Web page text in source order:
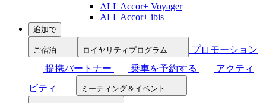
ALL Accor+ Voyager
ALL Accor+ ibis
追加で
ご宿泊 ロイヤリティプログラム
プロモーション
提携パートナー
乗車を予約する
アクティ
ビティ
ミーティング＆イベント